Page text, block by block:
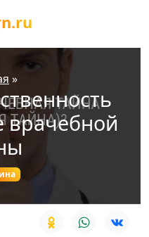
»
врачебной